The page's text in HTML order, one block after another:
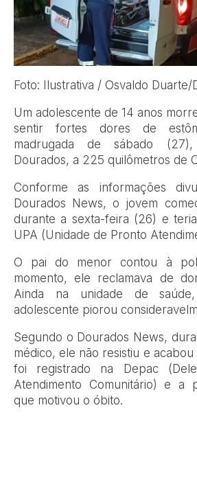
Foto: Ilustrativa / Osvaldo Duarte/
Um adolescente de 14 anos
sentir fortes dores de
madrugada de sábado
Dourados, a 225 quilômetros de
Conforme as informações
Dourados News, o jovem
durante a sexta-feira (26) e
UPA (Unidade de Pronto
O pai do menor contou à
momento, ele reclamava de
Ainda na unidade de
adolescente piorou
Segundo o Dourados News,
médico, ele não resistiu e
foi registrado na Depac
Atendimento Comunitário) e a
que motivou o óbito.